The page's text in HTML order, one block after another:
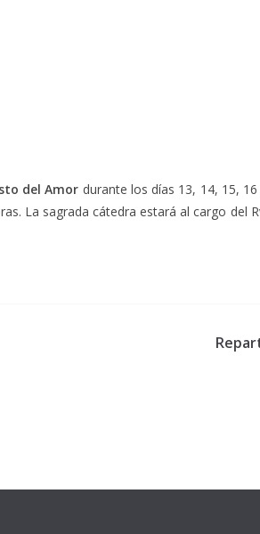
del Amor durante los días 13, 14, 15,
La sagrada cátedra estará al cargo del